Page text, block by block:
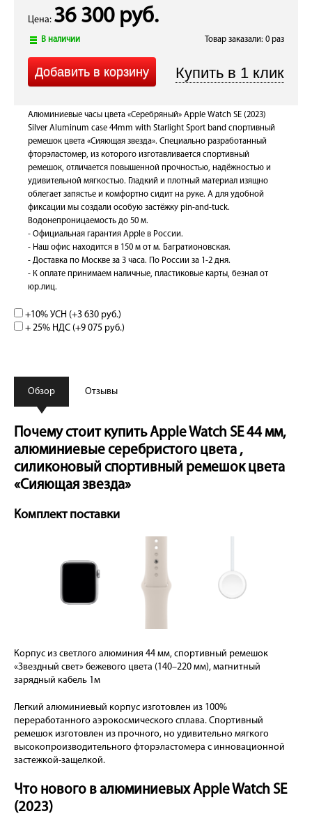
Цена: 36 300 руб.
В наличии Товар заказали: 0 раз
Алюминиевые часы цвета «Серебряный» Apple Watch SE (2023)
Silver Aluminum case 44mm with Starlight Sport band спортивный
ремешок цвета «Сияющая звезда». Специально разработанный
фторэластомер, из которого изготавливается спортивный
ремешок, отличается повышенной прочностью, надёжностью и
удивительной мягкостью. Гладкий и плотный материал изящно
облегает запястье и комфортно сидит на руке. А для удобной
фиксации мы создали особую застёжку pin-and-tuck.
Водонепроницаемость до 50 м.
- Официальная гарантия Apple в России.
- Наш офис находится в 150 м от м. Багратионовская.
- Доставка по Москве за 3 часа. По России за 1-2 дня.
- К оплате принимаем наличные, пластиковые карты, безнал от
юр.лиц.
+10% УСН (+3 630 руб.)
+ 25% НДС (+9 075 руб.)
Обзор Отзывы
Почему стоит купить Apple Watch SE 44 мм,
алюминиевые серебристого цвета ,
силиконовый спортивный ремешок цвета
«Сияющая звезда»
Комплект поставки
Корпус из светлого алюминия 44 мм, спортивный ремешок
«Звездный свет» бежевого цвета (140–220 мм), магнитный
зарядный кабель 1м
Легкий алюминиевый корпус изготовлен из 100%
переработанного аэрокосмического сплава. Спортивный
ремешок изготовлен из прочного, но удивительно мягкого
высокопроизводительного фторэластомера с инновационной
застежкой-защелкой.
Что нового в алюминиевых Apple Watch SE
(2023)